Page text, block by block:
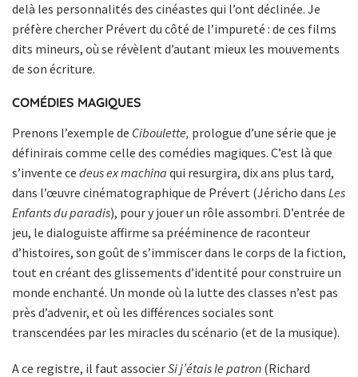
delà les personnalités des cinéastes qui l’ont déclinée. Je
préfère chercher Prévert du côté de l’impureté : de ces films
dits mineurs, où se révèlent d’autant mieux les mouvements
de son écriture.
COMÉDIES MAGIQUES
Prenons l’exemple de Ciboulette, prologue d’une série que je
définirais comme celle des comédies magiques. C’est là que
s’invente ce deus ex machina qui resurgira, dix ans plus tard,
dans l’œuvre cinématographique de Prévert (Jéricho dans Les
Enfants du paradis), pour y jouer un rôle assombri. D’entrée de
jeu, le dialoguiste affirme sa prééminence de raconteur
d’histoires, son goût de s’immiscer dans le corps de la fiction,
tout en créant des glissements d’identité pour construire un
monde enchanté. Un monde où la lutte des classes n’est pas
près d’advenir, et où les différences sociales sont
transcendées par les miracles du scénario (et de la musique).
A ce registre, il faut associerSi j’étais le patron (Richard